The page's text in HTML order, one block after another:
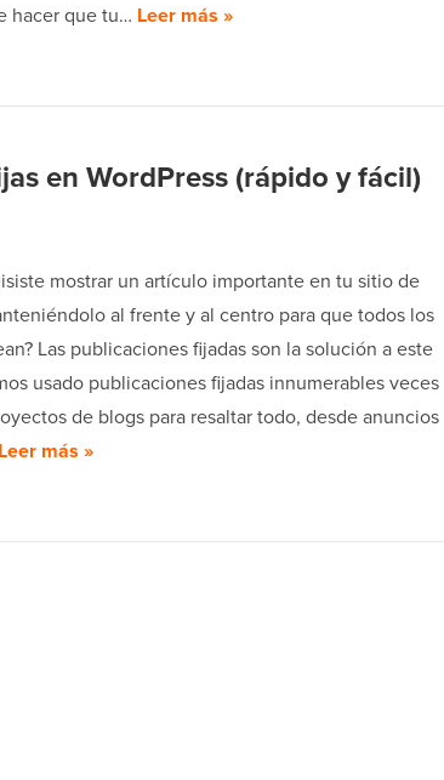
hacer que tu… Leer más »
en WordPress (rápido y fácil)
mostrar un artículo importante en tu sitio de
al frente y al centro para que todos los
Las publicaciones fijadas son la solución a este
usado publicaciones fijadas innumerables veces
de blogs para resaltar todo, desde anuncios
Leer más »